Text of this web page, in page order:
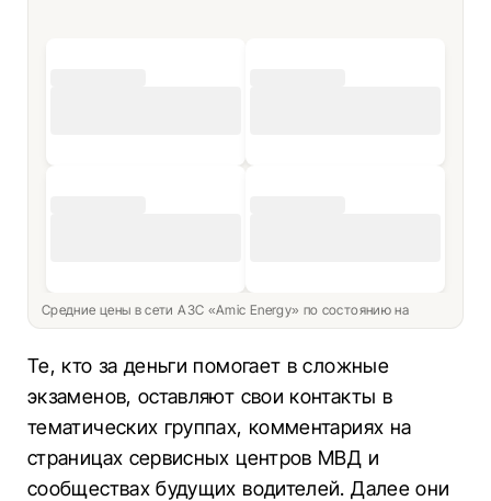
Средние цены в сети АЗС «Amic Energy» по состоянию на
Те, кто за деньги помогает в сложные
экзаменов, оставляют свои контакты в
тематических группах, комментариях на
страницах сервисных центров МВД и
сообществах будущих водителей. Далее они